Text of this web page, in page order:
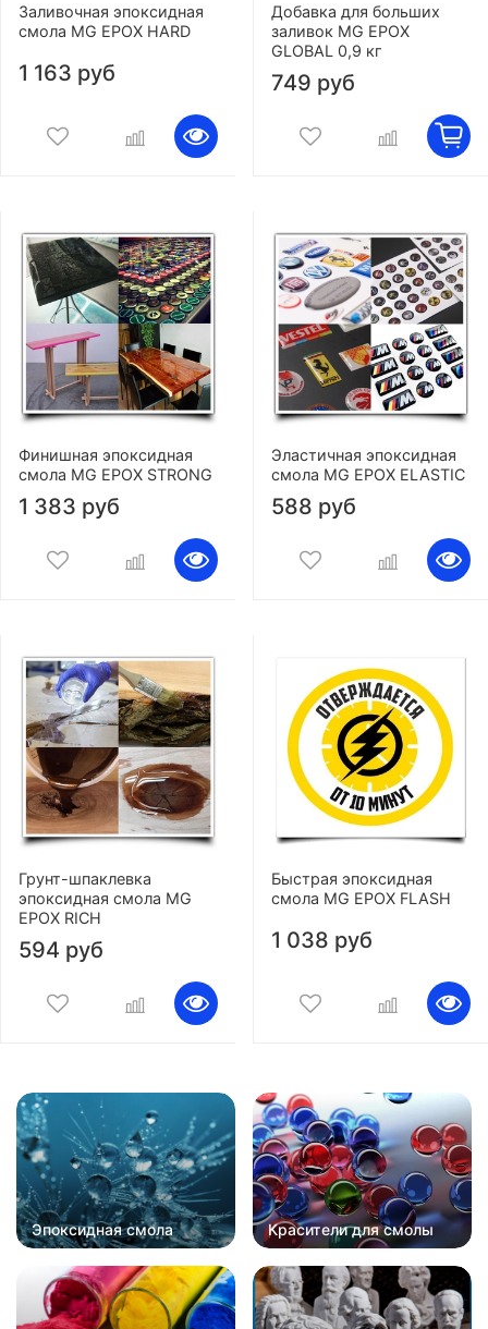
Заливочная эпоксидная
смола MG EPOX HARD
1 163 руб
Добавка для больших
заливок MG EPOX
GLOBAL 0,9 кг
749 руб
Финишная эпоксидная
смола MG EPOX STRONG
1 383 руб
Эластичная эпоксидная
смола MG EPOX ELASTIC
588 руб
Грунт-шпаклевка
эпоксидная смола MG
EPOX RICH
594 руб
Быстрая эпоксидная
смола MG EPOX FLASH
1 038 руб
Эпоксидная смола Красители для смолы